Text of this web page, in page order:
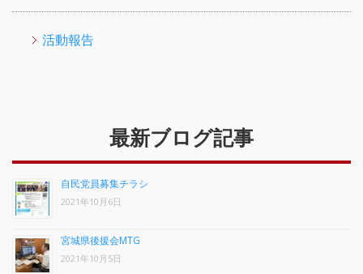
活動報告
最新ブログ記事
自民党員募集チラシ
2021年10月6日
宮城県後援会MTG
2021年10月5日